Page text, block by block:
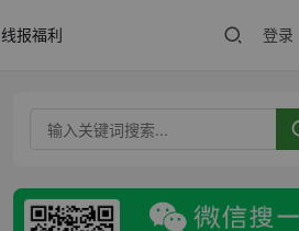
线报福利 登录